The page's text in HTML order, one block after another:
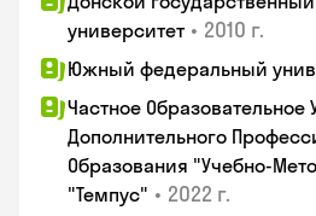
университет • 2010 г.
Южный федеральный
Частное
Дополнительного
Образования "Учебно-
"Темпус" • 2022 г.